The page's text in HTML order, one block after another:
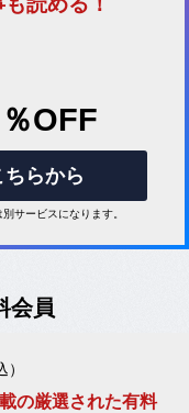
％OFF
らから
サービスになります。
会員
）
の厳選された有料